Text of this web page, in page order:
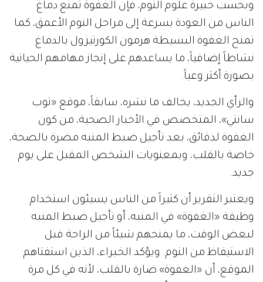
وبحسب خبيرة علوم النوم، فإن الغفوة تمنع دماغ
الناس من العودة بسرعة إلى مراحل النوم الأعمق، كما
تمنح الغفوة البسيطة هرمون الكورتيزول بالدماغ
نشاطاً إضافياً، ما يساعدهم على إنجاز مهامهم الحياتية
بصورة أكثر وعياً.
والرأي الجديد، يخالف ما نشره، سابقاً، موقع «توب
سانتي»، المتخصص في الأخبار الصحية، من كون
الغفوة لدقائق، بعد تأجيل ضبط المنبه مضرة بالصحة،
خاصة بالقلب، وبمعنويات الشخص المقبل على يوم
جديد.
ويعتبر التقرير أن كثيراً من الناس يسيئون استخدام
وظيفة «الغفوة» في المنبه، أو تأجيل ضبط المنبه
لبعض الوقت، ما يمنحهم شيئاً من الراحة قبل
الاستيقاظ من النوم. ويؤكد الخبراء، الذين استفتاهم
الموقع، أن «الغفوة» ضارة بالقلب، لأنه في كل مرة